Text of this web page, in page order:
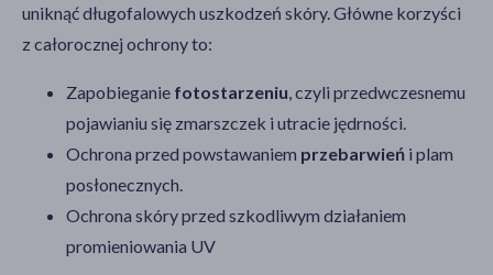
Linia produktowa
Dermedic Sunbrella(1)
Mustela Bebe-Enfant(1)
Iwostin Solecrin(1)
pokaż więcej
uniknąć długofalowych uszkodzeń skóry. Główne korzyści
z całorocznej ochrony to:
Zapobieganie fotostarzeniu, czyli przedwczesnemu
pojawianiu się zmarszczek i utracie jędrności.
Ochrona przed powstawaniem przebarwień i plam
posłonecznych.
Ochrona skóry przed szkodliwym działaniem
promieniowania UV